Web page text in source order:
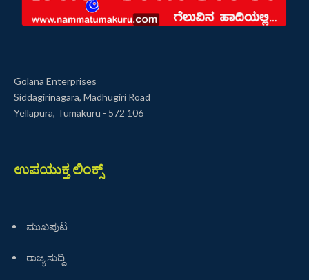
Golana Enterprises
Siddagirinagara, Madhugiri Road
Yellapura, Tumakuru - 572 106
ಉಪಯುಕ್ತ ಲಿಂಕ್ಸ್
ಮುಖಪುಟ
ರಾಜ್ಯ ಸುದ್ದಿ